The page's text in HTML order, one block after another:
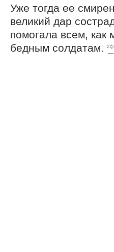
Уже тогда ее
великий дар
помогала всем, как
бедным солдатам.